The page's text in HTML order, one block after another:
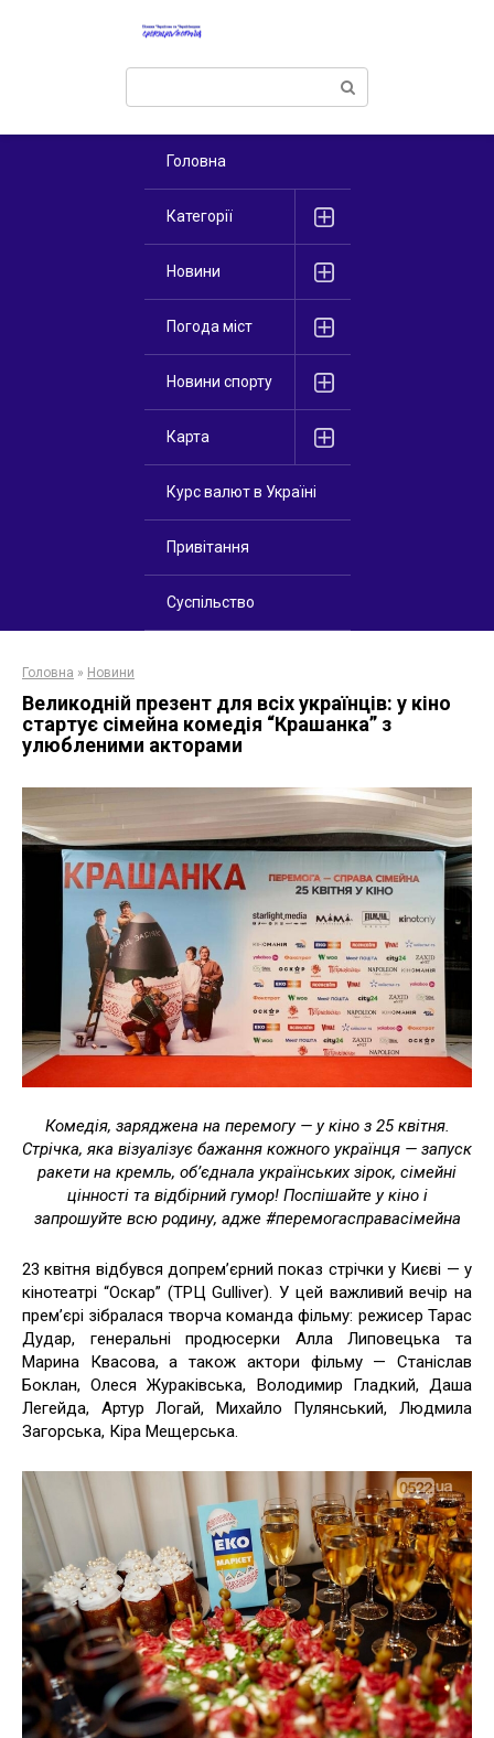
Поиск:
Головна
Категорії
Новини
Погода міст
Новини спорту
Карта
Курс валют в Україні
Привітання
Суспільство
Головна » Новини
Великодній презент для всіх українців: у кіно
стартує сімейна комедія “Крашанка” з
улюбленими акторами
Комедія, заряджена на перемогу — у кіно з 25 квітня.
Стрічка, яка візуалізує бажання кожного українця — запуск
ракети на кремль, обʼєднала українських зірок, сімейні
цінності та відбірний гумор! Поспішайте у кіно і
запрошуйте всю родину, адже #перемогасправасімейна
23 квітня відбувся допрем’єрний показ стрічки у Києві — у
кінотеатрі “Оскар” (ТРЦ Gulliver). У цей важливий вечір на
прем’єрі зібралася творча команда фільму: режисер Тарас
Дудар, генеральні продюсерки Алла Липовецька та
Марина Квасова, а також актори фільму — Станіслав
Боклан, Олеся Жураківська, Володимир Гладкий, Даша
Легейда, Артур Логай, Михайло Пулянський, Людмила
Загорська, Кіра Мещерська.